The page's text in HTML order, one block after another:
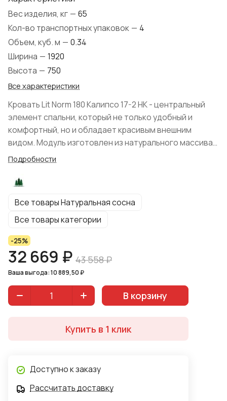
Вес изделия, кг — 65
Кол-во транспортных упаковок — 4
Объем, куб. м — 0.34
Ширина — 1920
Высота — 750
Все характеристики
Кровать Lit Norm 180 Калипсо 17-2 НК - центральный
элемент спальни, который не только удобный и
комфортный, но и обладает красивым внешним
видом. Модуль изготовлен из натурального массива
сосны. Натуральный оттенок не оставит
дерева четко просматривается. Поверхность
значительно продлит срок службы изделия. Модель
поставляется в разобранном виде. Размер спального
см, высота изножья — 43 см. Матрас не входит в
комплект поставки, а приобретается отдельно.
Кровать комплектуется реечным настилом.
Подробности
Все товары Натуральная сосна
Все товары категории
-25%
32 669 ₽ 43 558 ₽
Ваша выгода: 10 889,50 ₽
В корзину
Купить в 1 клик
Доступно к заказу
Рассчитать доставку